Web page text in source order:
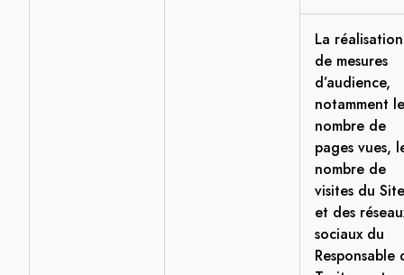
La réalisation
de mesures
d’audience,
notamment le
nombre de
pages vues,
nombre de
visites du Site
et des
sociaux du
Responsable